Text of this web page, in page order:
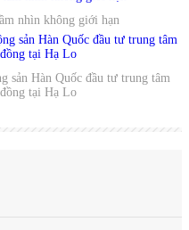
nhìn không giới hạn
sản Hàn Quốc đầu tư trung tâm
tại Hạ Lo